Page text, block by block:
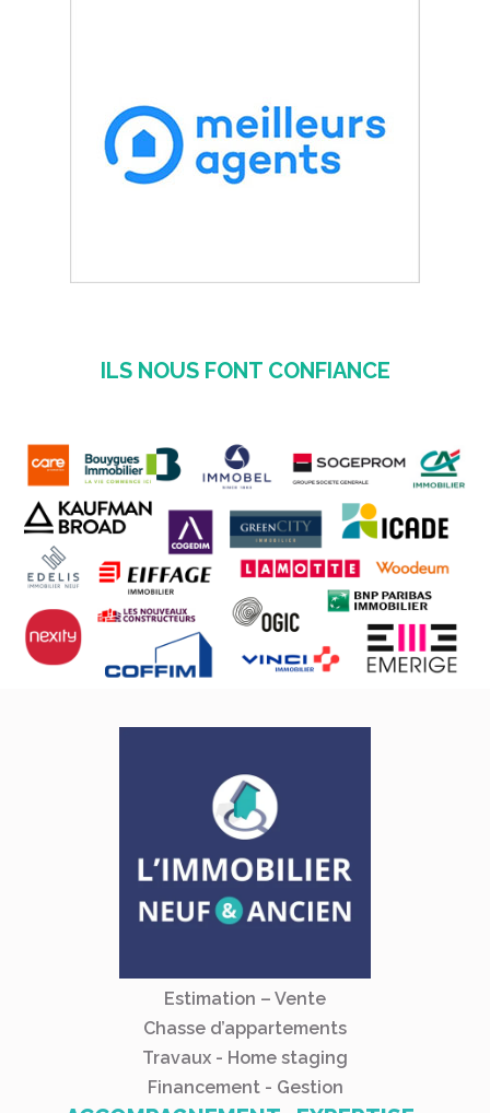
ILS NOUS FONT CONFIANCE
Estimation – Vente
Chasse d’appartements
Travaux - Home staging
Financement - Gestion